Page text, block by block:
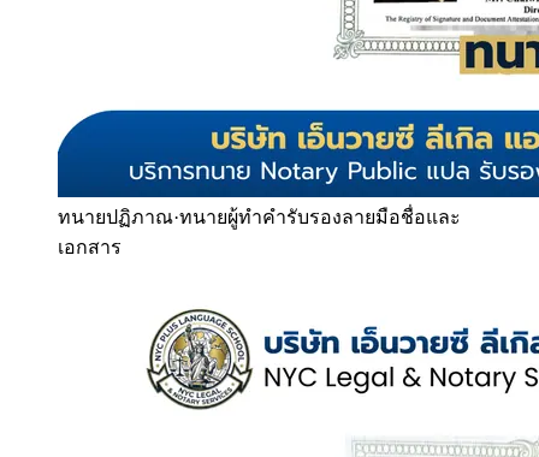
ทนายปฏิภาณ·ทนายผู้ทำคำรับรองลายมือชื่อและ
เอกสาร